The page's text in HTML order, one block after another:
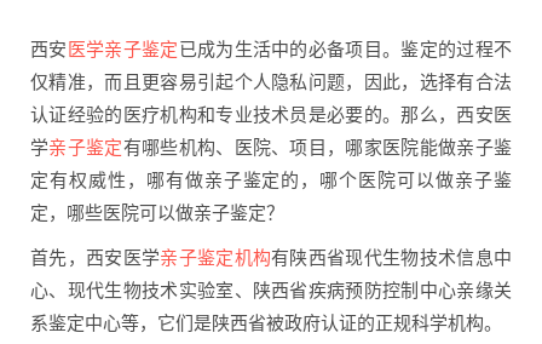
西安医学亲子鉴定已成为生活中的必备项目。鉴定的过程不
仅精准，而且更容易引起个人隐私问题，因此，选择有合法
认证经验的医疗机构和专业技术员是必要的。那么，西安医
学亲子鉴定有哪些机构、医院、项目，哪家医院能做亲子鉴
定有权威性，哪有做亲子鉴定的，哪个医院可以做亲子鉴
定，哪些医院可以做亲子鉴定？
首先，西安医学亲子鉴定机构有陕西省现代生物技术信息中
心、现代生物技术实验室、陕西省疾病预防控制中心亲缘关
系鉴定中心等，它们是陕西省被政府认证的正规科学机构。